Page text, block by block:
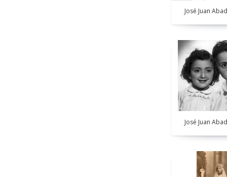
José Juan
José Juan